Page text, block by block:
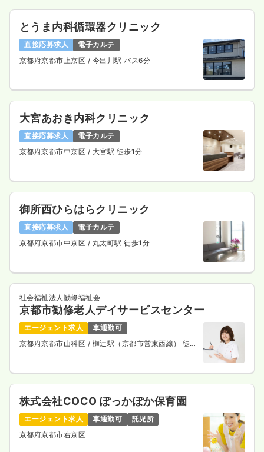
とうま内科循環器クリニック
直接応募求人
電子カルテ
京都府京都市上京区 / 今出川駅 バス6分
大宮あおき内科クリニック
直接応募求人
電子カルテ
京都府京都市中京区 / 大宮駅 徒歩1分
御所西ひらはらクリニック
直接応募求人
電子カルテ
京都府京都市中京区 / 丸太町駅 徒歩1分
社会福祉法人勧修福祉会
京都市勧修老人デイサービスセンター
エージェント求人
車通勤可
京都府京都市山科区 / 椥辻駅（京都市営東西線） 徒歩
株式会社COCO ぽっかぽか保育園
エージェント求人 車通勤可
託児所
京都府京都市右京区